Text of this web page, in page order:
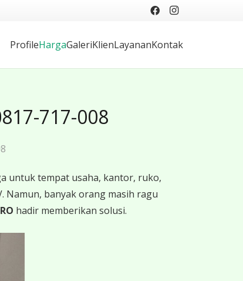
ProfileHargaGaleriKlienLayananKontak
717-008
untuk tempat usaha, kantor, ruko,
Namun, banyak orang masih ragu
hadir memberikan solusi.